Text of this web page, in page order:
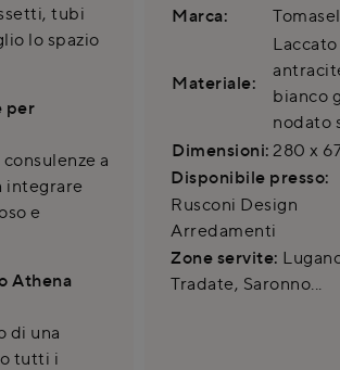
tubi
lo spazio
per
a
integrare
e
Athena
di una
tutti i
Marca:
Materiale:
bianco
nodato
Dimensioni: 280 x
Disponibile presso:
Rusconi Design
Arredamenti
Zone servite:
Tradate, Saronno...